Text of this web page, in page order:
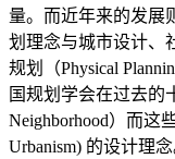
量。而近年来的发展
划理念与城市设计、
规划（Physical
国规划学会在过去的
Neighborhood）而这
Urbanism) 的设计理